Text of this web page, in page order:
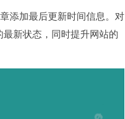
添加最后更新时间信息。对
新状态，同时提升网站的